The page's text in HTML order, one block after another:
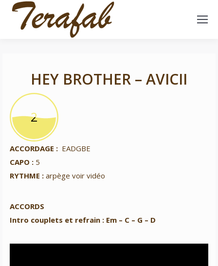
HEY BROTHER – AVICII
2
2
ACCORDAGE : EADGBE
CAPO : 5
RYTHME : arpège voir vidéo
ACCORDS
Intro couplets et refrain : Em – C – G – D